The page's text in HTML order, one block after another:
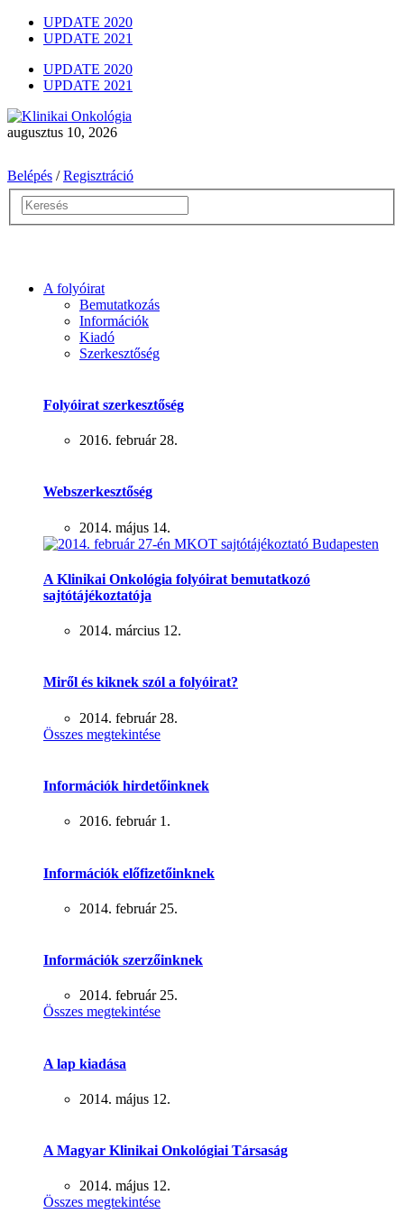
UPDATE 2020
UPDATE 2021
UPDATE 2020
UPDATE 2021
augusztus 10, 2026
Belépés / Regisztráció
A folyóirat
Bemutatkozás
Információk
Kiadó
Szerkesztőség
Folyóirat szerkesztőség
2016. február 28.
Webszerkesztőség
2014. május 14.
A Klinikai Onkológia folyóirat bemutatkozó
sajtótájékoztatója
2014. március 12.
Miről és kiknek szól a folyóirat?
2014. február 28.
Összes megtekintése
Információk hirdetőinknek
2016. február 1.
Információk előfizetőinknek
2014. február 25.
Információk szerzőinknek
2014. február 25.
Összes megtekintése
A lap kiadása
2014. május 12.
A Magyar Klinikai Onkológiai Társaság
2014. május 12.
Összes megtekintése